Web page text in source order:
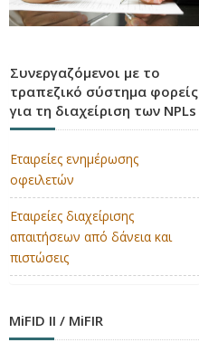
Συνεργαζόμενοι με το
τραπεζικό σύστημα φορείς
για τη διαχείριση των NPLs
Εταιρείες ενημέρωσης
οφειλετών
Εταιρείες διαχείρισης
απαιτήσεων από δάνεια και
πιστώσεις
MiFID II / MiFIR